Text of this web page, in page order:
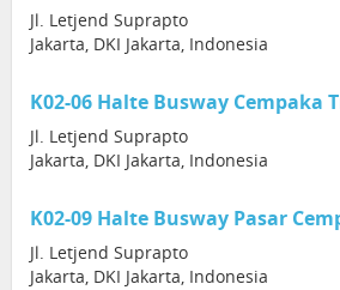
Jl. Letjend Suprapto
Jakarta, DKI Jakarta, Indonesia
K02-06 Halte Busway Cempaka
Jl. Letjend Suprapto
Jakarta, DKI Jakarta, Indonesia
K02-09 Halte Busway Pasar
Jl. Letjend Suprapto
Jakarta, DKI Jakarta, Indonesia